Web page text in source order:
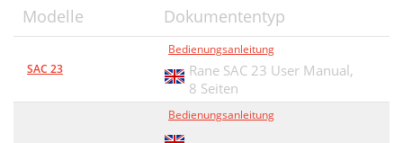
Modelle Dokumententyp
SAC 23
Bedienungsanleitung
Rane SAC 23 User Manual,
8 Seiten
Bedienungsanleitung